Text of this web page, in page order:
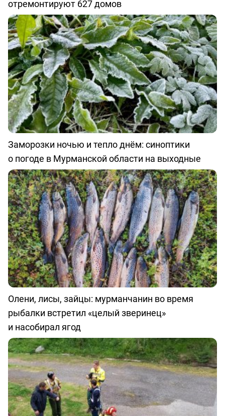
отремонтируют 627 домов
Заморозки ночью и тепло днём: синоптики
о погоде в Мурманской области на выходные
Олени, лисы, зайцы: мурманчанин во время
рыбалки встретил «целый зверинец»
и насобирал ягод